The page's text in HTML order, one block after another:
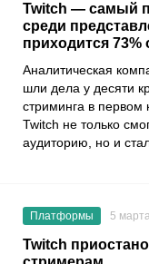
Twitch — самый
среди
приходится 73%
Аналитическая
шли дела у десяти
стриминга в первом
Twitch не только
аудиторию, но и
Платформы 5
Twitch